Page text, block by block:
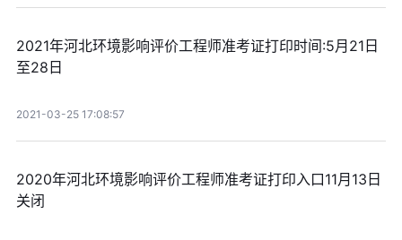
2021年河北环境影响评价工程师准考证打印时间:5月21日
至28日
2021-03-25 17:08:57
2020年河北环境影响评价工程师准考证打印入口11月13日
关闭